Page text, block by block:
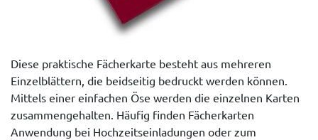
Diese praktische Fächerkarte besteht aus mehreren
Einzelblättern, die beidseitig bedruckt werden können.
Mittels einer einfachen Öse werden die einzelnen Karten
zusammengehalten. Häufig finden Fächerkarten
Anwendung bei Hochzeitseinladungen oder zum